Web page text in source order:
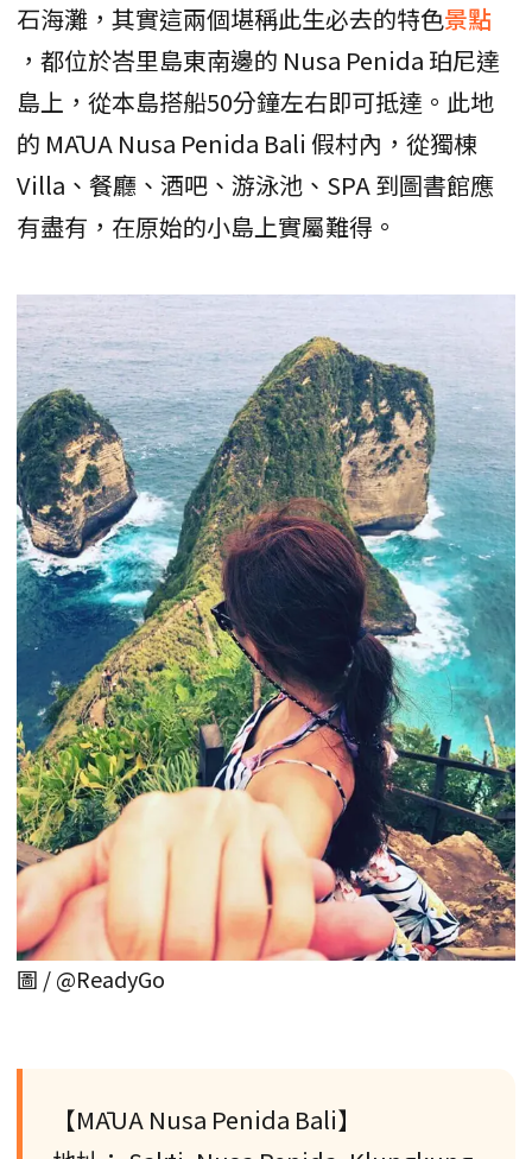
石海灘，其實這兩個堪稱此生必去的特色景點
，都位於峇里島東南邊的 Nusa Penida 珀尼達
島上，從本島搭船50分鐘左右即可抵達。此地
的 MĀUA Nusa Penida Bali 假村內，從獨棟
Villa、餐廳、酒吧、游泳池、SPA 到圖書館應
有盡有，在原始的小島上實屬難得。
圖 / @ReadyGo
【MĀUA Nusa Penida Bali】